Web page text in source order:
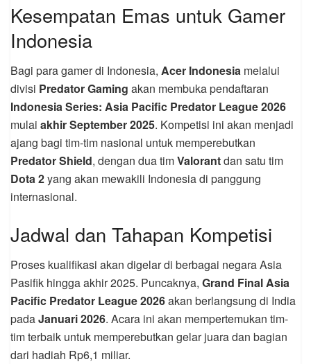
Kesempatan Emas untuk Gamer
Indonesia
Bagi para gamer di Indonesia, Acer Indonesia melalui
divisi Predator Gaming akan membuka pendaftaran
Indonesia Series: Asia Pacific Predator League 2026
mulai akhir September 2025. Kompetisi ini akan menjadi
ajang bagi tim-tim nasional untuk memperebutkan
Predator Shield, dengan dua timValorantdan satu tim
Dota 2yang akan mewakili Indonesia di panggung
internasional.
Jadwal dan Tahapan Kompetisi
Proses kualifikasi akan digelar di berbagai negara Asia
Pasifik hingga akhir 2025. Puncaknya, Grand Final Asia
Pacific Predator League 2026akan berlangsung di India
padaJanuari 2026. Acara ini akan mempertemukan tim-
tim terbaik untuk memperebutkan gelar juara dan bagian
dari hadiah Rp6,1 miliar.